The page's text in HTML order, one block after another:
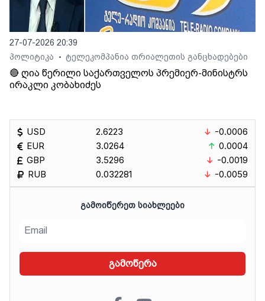
27-07-2026 20:39
პოლიტიკა
• ტელეკომპანია თრიალეთის განცხადებები
🔴 ღია წერილი საქართველოს პრემიერ-მინისტრს
ირაკლი კობახიძეს
USD
EUR
GBP
RUB
2.6223
3.0264
3.5296
0.032281
-0.0006
0.0004
-0.0019
-0.0059
ᲒᲐᲛᲝᲘᲬᲔᲠᲔᲗ ᲡᲘᲐᲮᲚᲔᲔᲑᲘ
გამოწერა